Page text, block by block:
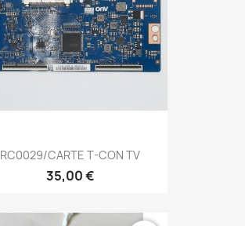
RC0029/CARTE T-CON TV
35,00 €